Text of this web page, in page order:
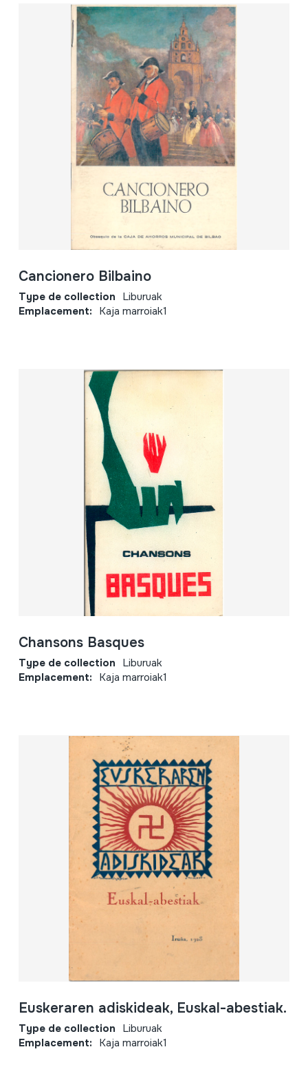
Cancionero Bilbaino
Type de collection Liburuak
Emplacement: Kaja marroiak1
Chansons Basques
Type de collection Liburuak
Emplacement: Kaja marroiak1
Euskeraren adiskideak, Euskal-abestiak.
Type de collection Liburuak
Emplacement: Kaja marroiak1